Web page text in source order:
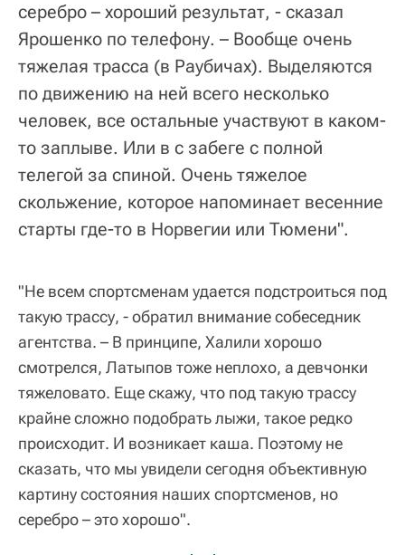
серебро – хороший результат, - сказал
Ярошенко по телефону. – Вообще очень
тяжелая трасса (в Раубичах). Выделяются
по движению на ней всего несколько
человек, все остальные участвуют в каком-
то заплыве. Или в с забеге с полной
телегой за спиной. Очень тяжелое
скольжение, которое напоминает весенние
старты где-то в Норвегии или Тюмени".
"Не всем спортсменам удается подстроиться под
такую трассу, - обратил внимание собеседник
агентства. – В принципе, Халили хорошо
смотрелся, Латыпов тоже неплохо, а девчонки
тяжеловато. Еще скажу, что под такую трассу
крайне сложно подобрать лыжи, такое редко
происходит. И возникает каша. Поэтому не
сказать, что мы увидели сегодня объективную
картину состояния наших спортсменов, но
серебро – это хорошо".